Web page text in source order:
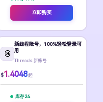
立即购买
新线程账号，100%轻松登录可
用
Threads 新账号
$1.4048 起
库存 24